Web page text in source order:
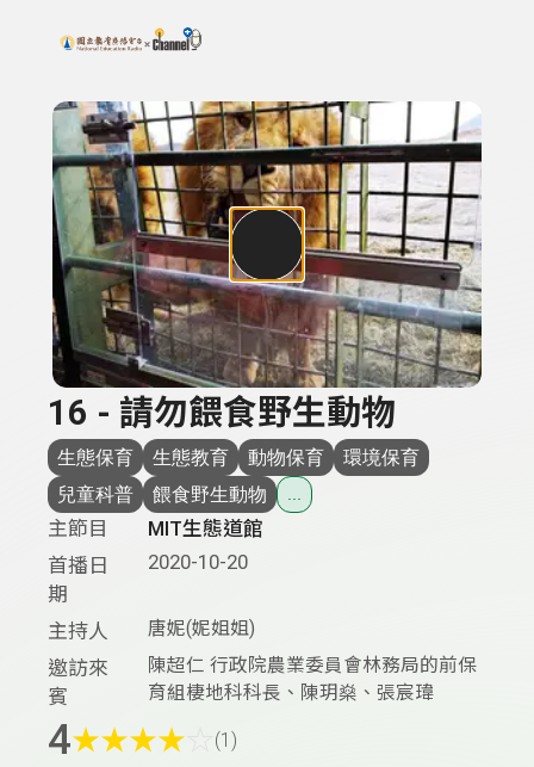
上方功能區塊
搜尋關鍵字：可輸入節目名稱、主持人或關鍵字
16 - 請勿餵食野生動物
生態保育 生態教育 動物保育
環境保育
兒童科普
餵食野生動物 ...
主節目
MIT生態道館
首播日
期
2020-10-20
主持人 唐妮(妮姐姐)
邀訪來
賓
陳超仁 行政院農業委員會林務局的前保
育組棲地科科長、陳玥燊、張宸瑋
4★★★★ (1)